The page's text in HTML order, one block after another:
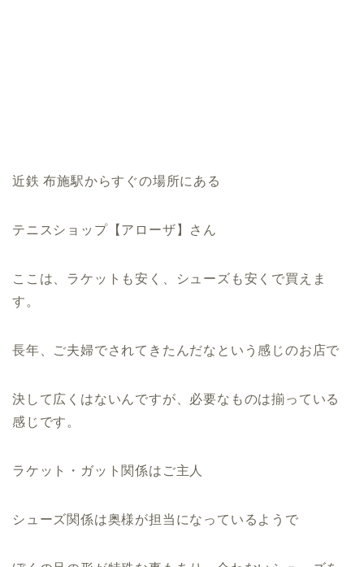
近鉄 布施駅からすぐの場所にある
テニスショップ【アローザ】さん
ここは、ラケットも安く、シューズも安くで買えま
す。
長年、ご夫婦でされてきたんだなという感じのお店で
決して広くはないんですが、必要なものは揃っている
感じです。
ラケット・ガット関係はご主人
シューズ関係は奥様が担当になっているようで